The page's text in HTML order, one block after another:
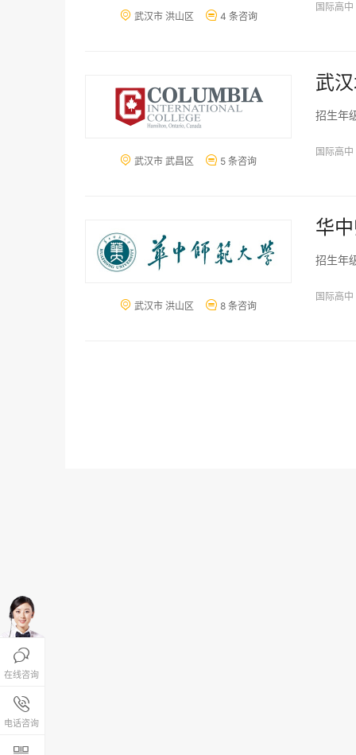
 武汉市 洪山区  4 条咨询
国际高中
 武汉市 武昌区  5 条咨询
武
招生年
国际高中
 武汉市 洪山区  8 条咨询
华
招生年
国际高中

在线咨询

电话咨询